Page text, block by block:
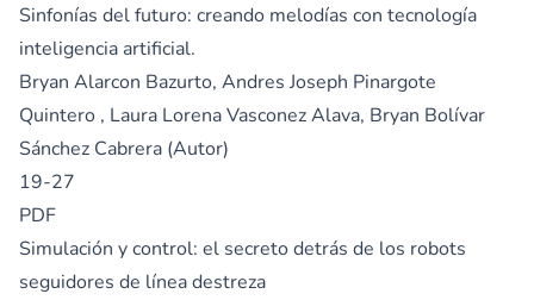
Sinfonías del futuro: creando melodías con tecnología
inteligencia artificial.
Bryan Alarcon Bazurto, Andres Joseph Pinargote
Quintero , Laura Lorena Vasconez Alava, Bryan Bolívar
Sánchez Cabrera (Autor)
19-27
PDF
Simulación y control: el secreto detrás de los robots
seguidores de línea destreza